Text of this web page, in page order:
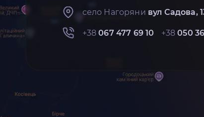
село Нагоряни вул Садова,
+38067 477 69 10 +38050